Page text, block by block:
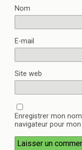
Nom
E-mail
Site web
Enregistrer mon
navigateur pour